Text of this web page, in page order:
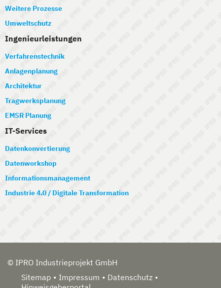
Weitere Prozesse
Umweltschutz
Ingenieurleistungen
Verfahrenstechnik
Anlagenplanung
Architektur
Tragwerksplanung
EMSR Planung
IT-Services
Datenkonvertierung
Datenworkshop
Informationsmanagement
Industrie 4.0 / Digitale Transformation
© IPRO Industrieprojekt GmbH
Sitemap
Impressum
Datenschutz